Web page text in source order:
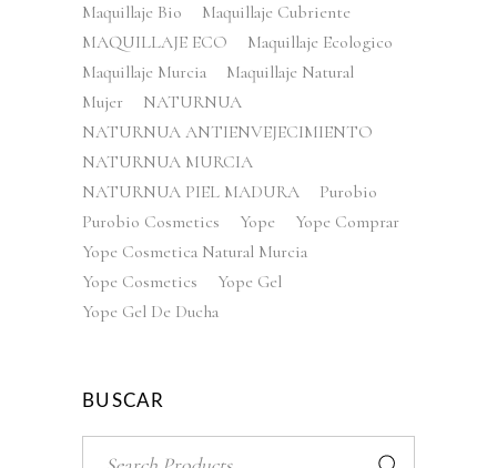
Maquillaje Bio
Maquillaje Cubriente
MAQUILLAJE ECO
Maquillaje Ecologico
Maquillaje Murcia
Maquillaje Natural
Mujer
NATURNUA
NATURNUA ANTIENVEJECIMIENTO
NATURNUA MURCIA
NATURNUA PIEL MADURA
Purobio
Purobio Cosmetics
Yope
Yope Comprar
Yope Cosmetica Natural Murcia
Yope Cosmetics
Yope Gel
Yope Gel De Ducha
BUSCAR